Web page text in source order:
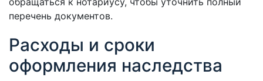
перечень документов.
Расходы и сроки
оформления наследства